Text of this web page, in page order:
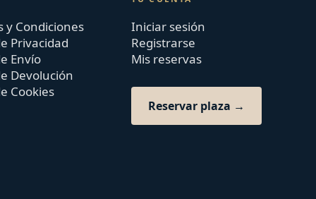
y Condiciones
Privacidad
Envío
Devolución
Cookies
Iniciar sesión
Registrarse
Mis reservas
Reservar plaza →